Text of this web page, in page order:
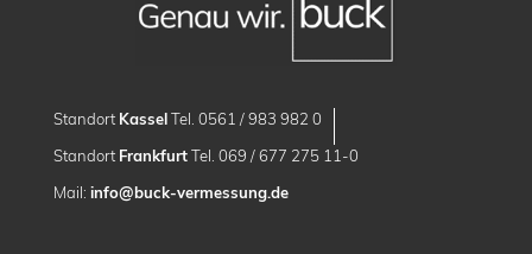
Standort KasselTel. 0561 / 983 982 0
Standort FrankfurtTel. 069 / 677 275 11-0
Mail: info@buck-vermessung.de